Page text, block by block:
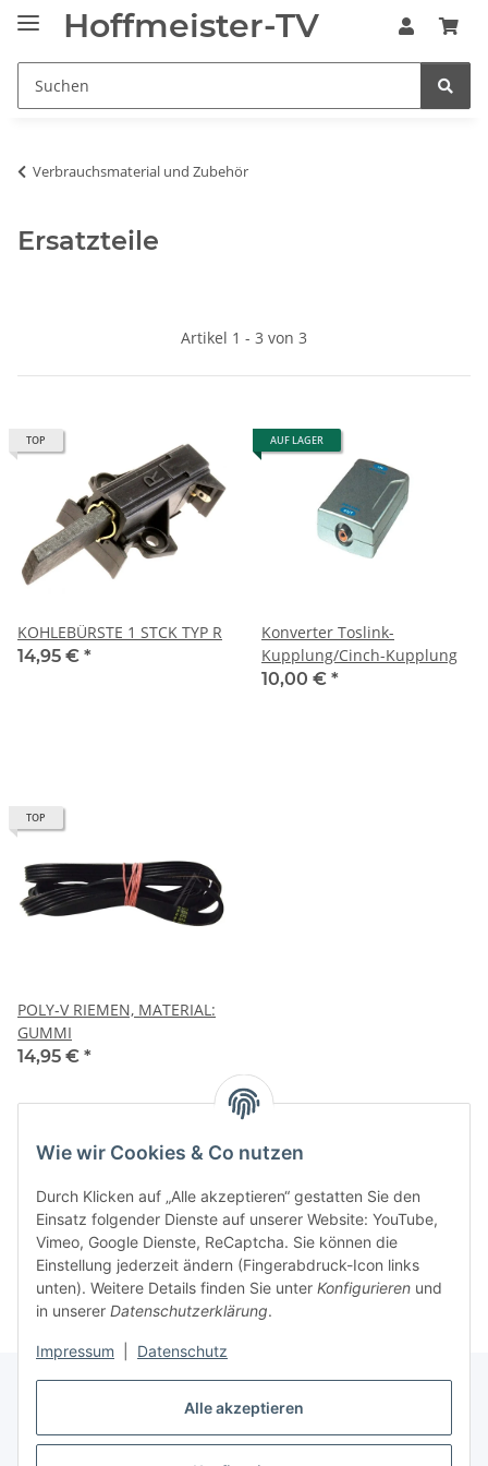
Alle akzeptieren
Wie wir Cookies & Co nutzen
Durch Klicken auf „Alle akzeptieren“ gestatten Sie den
Einsatz folgender Dienste auf unserer Website: YouTube,
Vimeo, Google Dienste, ReCaptcha. Sie können die
Einstellung jederzeit ändern (Fingerabdruck-Icon links
unten). Weitere Details finden Sie unter Konfigurieren und
in unserer Datenschutzerklärung.
Impressum Datenschutz
Hoffmeister-TV
Verbrauchsmaterial und Zubehör
Ersatzteile
Artikel 1 - 3 von 3
TOP
KOHLEBÜRSTE 1 STCK TYP R
14,95 € *
AUF LAGER
Konverter Toslink-
Kupplung/Cinch-Kupplung
10,00 € *
TOP
POLY-V RIEMEN, MATERIAL:
GUMMI
14,95 € *
Artikel 1 - 3 von 3
Kategorien
Gesetzliche Informationen